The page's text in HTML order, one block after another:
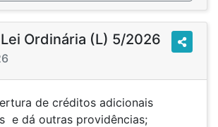
Ordinária (L) 5/2026
de créditos adicionais
e dá outras providências;